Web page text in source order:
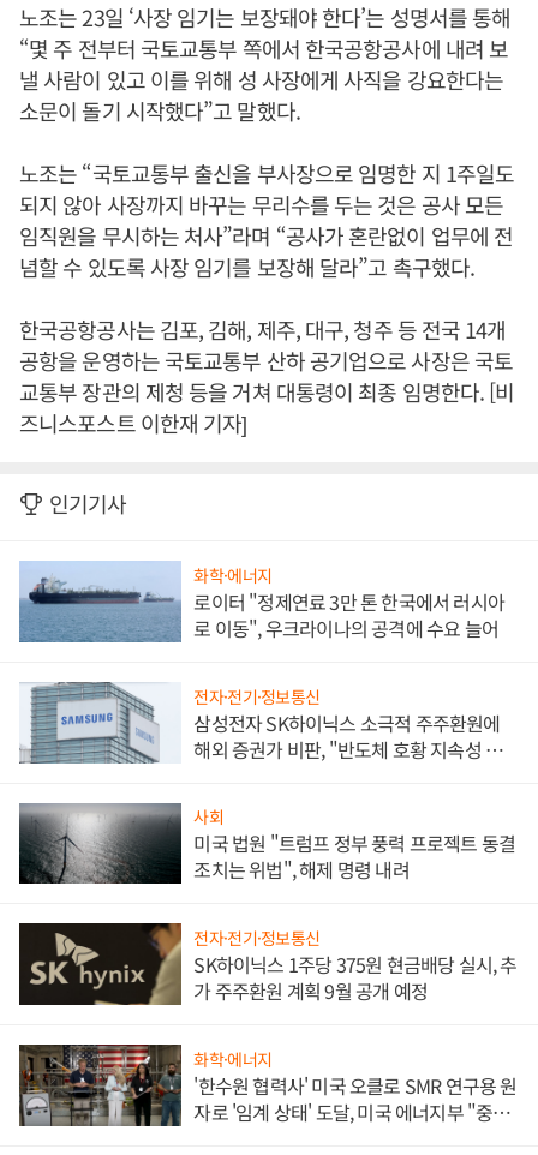
노조는 23일 ‘사장 임기는 보장돼야 한다’는 성명서를 통해
“몇 주 전부터 국토교통부 쪽에서 한국공항공사에 내려 보
낼 사람이 있고 이를 위해 성 사장에게 사직을 강요한다는
소문이 돌기 시작했다”고 말했다.
노조는 “국토교통부 출신을 부사장으로 임명한 지 1주일도
되지 않아 사장까지 바꾸는 무리수를 두는 것은 공사 모든
임직원을 무시하는 처사”라며 “공사가 혼란없이 업무에 전
념할 수 있도록 사장 임기를 보장해 달라”고 촉구했다.
한국공항공사는 김포, 김해, 제주, 대구, 청주 등 전국 14개
공항을 운영하는 국토교통부 산하 공기업으로 사장은 국토
교통부 장관의 제청 등을 거쳐 대통령이 최종 임명한다. [비
즈니스포스트 이한재 기자]
인기기사
화학·에너지
로이터 "정제연료 3만 톤 한국에서 러시아
로 이동", 우크라이나의 공격에 수요 늘어
전자·전기·정보통신
삼성전자 SK하이닉스 소극적 주주환원에
해외 증권가 비판, "반도체 호황 지속성 의
사회
미국 법원 "트럼프 정부 풍력 프로젝트 동결
조치는 위법", 해제 명령 내려
전자·전기·정보통신
SK하이닉스 1주당 375원 현금배당 실시, 추
가 주주환원 계획 9월 공개 예정
화학·에너지
'한수원 협력사' 미국 오클로 SMR 연구용 원
자로 '임계 상태' 도달, 미국 에너지부 "중요